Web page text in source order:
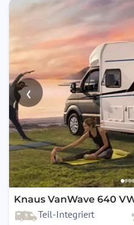
‹
Knaus VanWave 640
Teil-Integriert